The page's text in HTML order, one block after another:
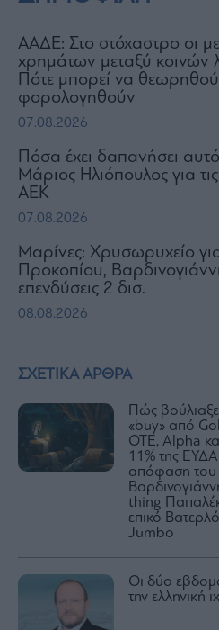
ΣΧΕΤΙΚΑ ΑΡΘΡΑ
Πώς
«buy» από
ΟΤΕ, Alpha
11% της
απόφαση του
thing
επικό
Jumbo
Οι δύο
την ελληνική
ΑΑΔΕ: Στο στόχαστρο οι
χρημάτων μεταξύ κοινών
Πότε μπορεί να
φορολογηθούν
07.08.2026
Πόσα έχει δαπανήσει
Μάριος Ηλιόπουλος για
ΑΕΚ
07.08.2026
Μαρίνες: Χρυσωρυχείο
Προκοπίου,
επενδύσεις 2 δισ.
08.08.2026